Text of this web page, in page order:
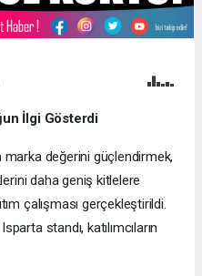
İlgi Gösterdi
marka değerini güçlendirmek,
daha geniş kitlelere
çalışması gerçekleştirildi.
standı, katılımcıların